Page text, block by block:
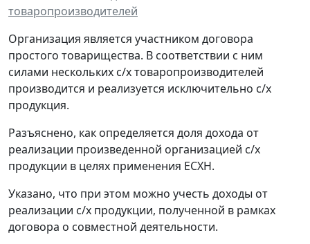
товаропроизводителей
Организация является участником договора
простого товарищества. В соответствии с ним
силами нескольких с/х товаропроизводителей
производится и реализуется исключительно с/х
продукция.
Разъяснено, как определяется доля дохода от
реализации произведенной организацией с/х
продукции в целях применения ЕСХН.
Указано, что при этом можно учесть доходы от
реализации с/х продукции, полученной в рамках
договора о совместной деятельности.